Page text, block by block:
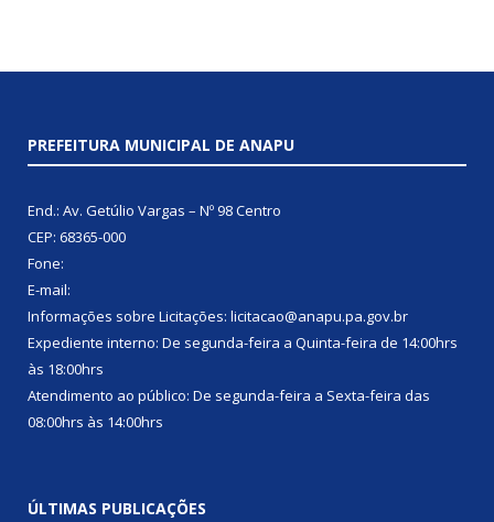
PREFEITURA MUNICIPAL DE ANAPU
End.: Av. Getúlio Vargas – Nº 98 Centro
CEP: 68365-000
Fone:
E-mail:
Informações sobre Licitações: licitacao@anapu.pa.gov.br
Expediente interno: De segunda-feira a Quinta-feira de 14:00hrs
às 18:00hrs
Atendimento ao público: De segunda-feira a Sexta-feira das
08:00hrs às 14:00hrs
ÚLTIMAS PUBLICAÇÕES